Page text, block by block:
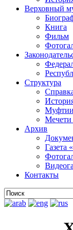
Верховный
Книга
Фильм
Структура
Мечети
Архив
Газета
Контакты